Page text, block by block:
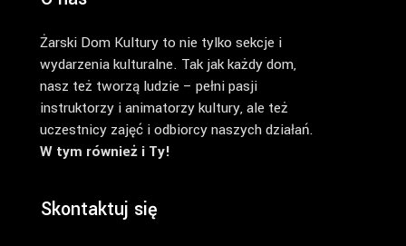
Żarski Dom Kultury to nie tylko sekcje i
wydarzenia kulturalne. Tak jak każdy dom,
nasz też tworzą ludzie – pełni pasji
instruktorzy i animatorzy kultury, ale też
uczestnicy zajęć i odbiorcy naszych działań.
W tym również i Ty!
Skontaktuj się